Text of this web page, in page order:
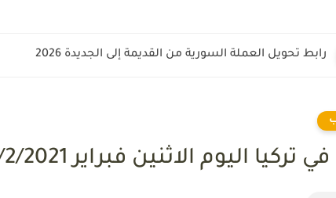
رابط تحويل العملة السورية من القديمة إلى الجديدة 2026
اليوم الاثنين فبراير 1/2/2021